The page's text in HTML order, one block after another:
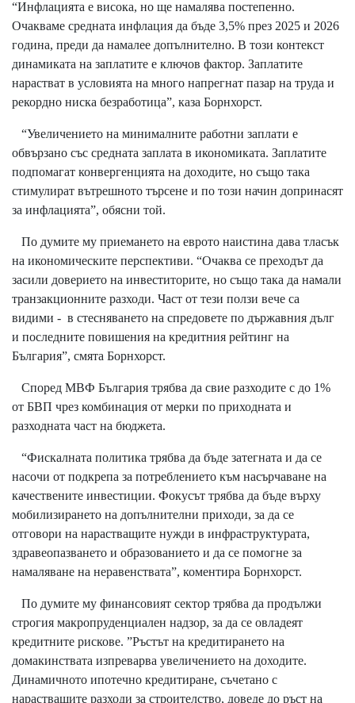
“Инфлацията е висока, но ще намалява постепенно.
Очакваме средната инфлация да бъде 3,5% през 2025 и 2026
година, преди да намалее допълнително. В този контекст
динамиката на заплатите е ключов фактор. Заплатите
нарастват в условията на много напрегнат пазар на труда и
рекордно ниска безработица”, каза Борнхорст.
“Увеличението на минималните работни заплати е
обвързано със средната заплата в икономиката. Заплатите
подпомагат конвергенцията на доходите, но също така
стимулират вътрешното търсене и по този начин допринасят
за инфлацията”, обясни той.
По думите му приемането на еврото наистина дава тласък
на икономическите перспективи. “Очаква се преходът да
засили доверието на инвеститорите, но също така да намали
транзакционните разходи. Част от тези ползи вече са
видими - в стесняването на спредовете по държавния дълг
и последните повишения на кредитния рейтинг на
България”, смята Борнхорст.
Според МВФ България трябва да свие разходите с до 1%
от БВП чрез комбинация от мерки по приходната и
разходната част на бюджета.
“Фискалната политика трябва да бъде затегната и да се
насочи от подкрепа за потреблението към насърчаване на
качествените инвестиции. Фокусът трябва да бъде върху
мобилизирането на допълнителни приходи, за да се
отговори на нарастващите нужди в инфраструктурата,
здравеопазването и образованието и да се помогне за
намаляване на неравенствата”, коментира Борнхорст.
По думите му финансовият сектор трябва да продължи
строгия макропруденциален надзор, за да се овладеят
кредитните рискове. ”Ръстът на кредитирането на
домакинствата изпреварва увеличението на доходите.
Динамичното ипотечно кредитиране, съчетано с
нарастващите разходи за строителство, доведе до ръст на